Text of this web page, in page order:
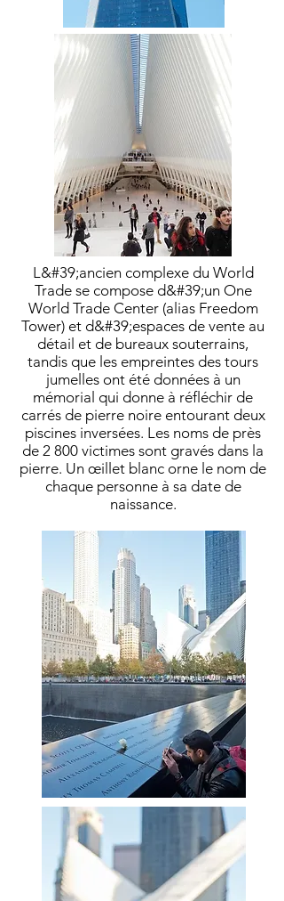
L&#39;ancien complexe du World
Trade se compose d&#39;un One
World Trade Center (alias Freedom
Tower) et d&#39;espaces de vente au
détail et de bureaux souterrains,
tandis que les empreintes des tours
jumelles ont été données à un
mémorial qui donne à réfléchir de
carrés de pierre noire entourant deux
piscines inversées. Les noms de près
de 2 800 victimes sont gravés dans la
pierre. Un œillet blanc orne le nom de
chaque personne à sa date de
naissance.